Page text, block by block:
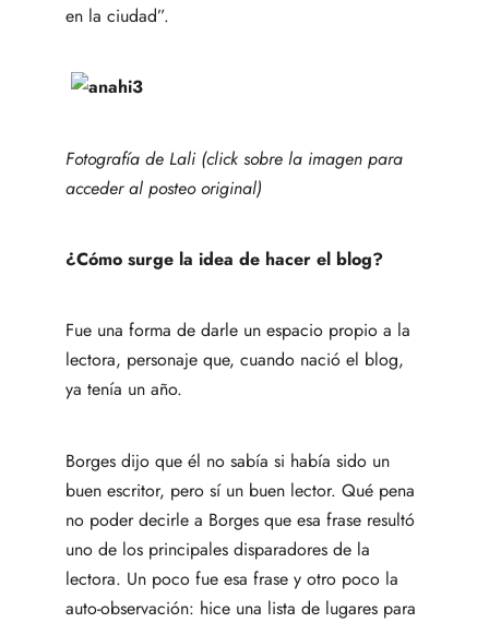
en la ciudad”.
Fotografía de Lali (click sobre la imagen para
acceder al posteo original)
¿Cómo surge la idea de hacer el blog?
Fue una forma de darle un espacio propio a la
lectora, personaje que, cuando nació el blog,
ya tenía un año.
Borges dijo que él no sabía si había sido un
buen escritor, pero sí un buen lector. Qué pena
no poder decirle a Borges que esa frase resultó
uno de los principales disparadores de la
lectora. Un poco fue esa frase y otro poco la
auto-observación: hice una lista de lugares para